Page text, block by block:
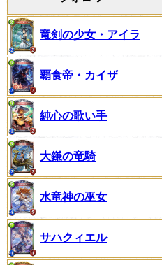
竜剣の少女・アイラ
覇食帝・カイザ
純心の歌い手
大鎌の竜騎
水竜神の巫女
サハクィエル